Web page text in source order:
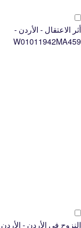
أثر الاعتقال - الأردن -
W01011942MA459
النزوح في الأردن - الأردن